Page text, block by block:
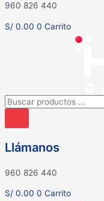
960 826 440
S/ 0.00 0 Carrito
Búsqueda
productos
Llámanos
960 826 440
S/ 0.00 0 Carrito